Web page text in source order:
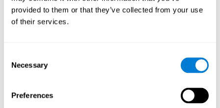
provided to them or that they’ve collected from your use
of their services.
Selection
Necessary
Preferences
nuestro día a día que requieran de esta capacidad cognitiva,
como distinguir las diferentes letras en un texto.
En este juego de entrenamiento
cerebral el tiempo es limitado, por lo que deberemos ser